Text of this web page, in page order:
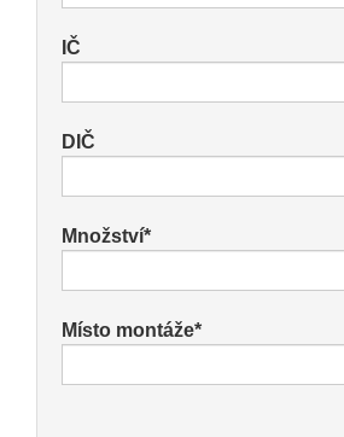
IČ
DIČ
Množství*
Místo montáže*